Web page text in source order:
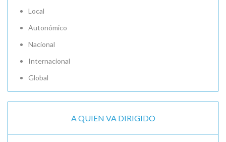
Local
Autonómico
Nacional
Internacional
Global
A QUIEN VA DIRIGIDO